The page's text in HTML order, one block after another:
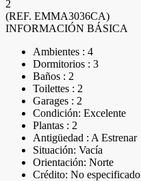
2
(REF. EMMA3036CA)
INFORMACIÓN BÁSICA
Ambientes : 4
Dormitorios : 3
Baños : 2
Toilettes : 2
Garages : 2
Condición: Excelente
Plantas : 2
Antigüedad : A Estrenar
Situación: Vacía
Orientación: Norte
Crédito: No especificado